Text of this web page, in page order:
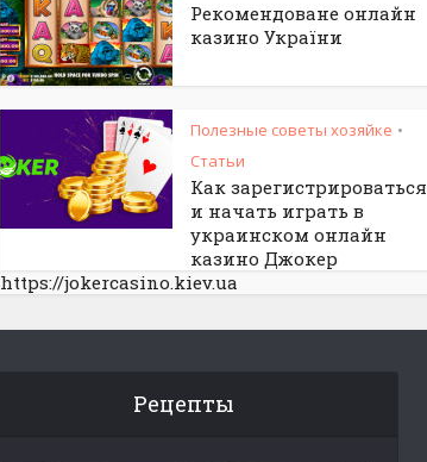
Рекомендоване онлайн
казино України
Полезные советы хозяйке •
Статьи
Как зарегистрироваться
и начать играть в
украинском онлайн
казино Джокер
https://jokercasino.kiev.ua
Рецепты